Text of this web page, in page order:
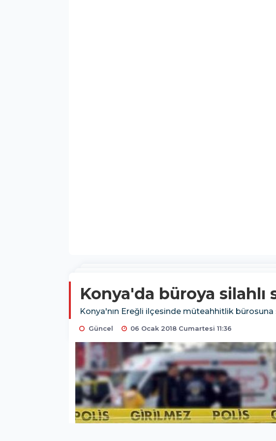
Konya'da büroya silahlı
Konya'nın Ereğli ilçesinde müteahhitlik bürosuna
Güncel 06 Ocak 2018 Cumartesi 11:36